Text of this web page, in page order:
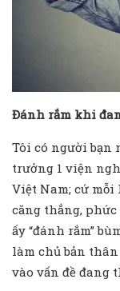
Đánh rắm khi
Tôi có người bạn
trưởng 1 viện
Việt Nam; cứ
căng thẳng,
ấy “đánh rắm”
làm chủ bản
vào vấn đề đang